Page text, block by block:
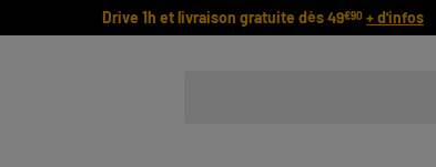
Drive 1h et livraison gratuite dès 49€90 + d'infos